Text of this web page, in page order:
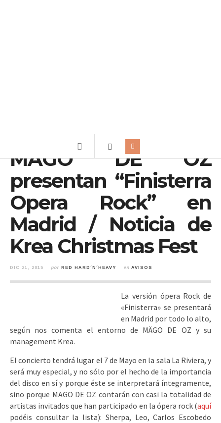
MAGO DE OZ
presentan “Finisterra
Opera Rock” en
Madrid / Noticia de
Krea Christmas Fest
DIC 21, 2015 por RED HARD´N´HEAVY en AVISOS
La versión ópera Rock de
«Finisterra» se presentará
en Madrid por todo lo alto,
según nos comenta el entorno de MÄGO DE OZ y su
management Krea.
El concierto tendrá lugar el 7 de Mayo en la sala La Riviera, y
será muy especial, y no sólo por el hecho de la importancia
del disco en sí y porque éste se interpretará íntegramente,
sino porque MAGO DE OZ contarán con casi la totalidad de
artistas invitados que han participado en la ópera rock (aquí
podéis consultar la lista): Sherpa, Leo, Carlos Escobedo